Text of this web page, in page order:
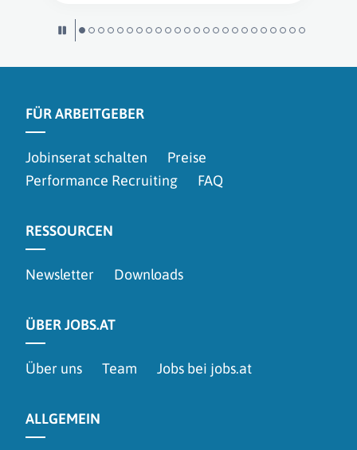
FÜR ARBEITGEBER
Jobinserat schalten
Preise
Performance Recruiting
FAQ
RESSOURCEN
Newsletter Downloads
ÜBER JOBS.AT
Über uns Team Jobs bei jobs.at
ALLGEMEIN